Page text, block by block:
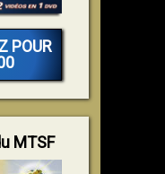
POUR
MTSF